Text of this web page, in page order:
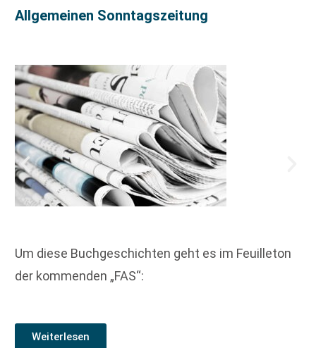
Allgemeinen Sonntagszeitung
Um diese Buchgeschichten geht es im Feuilleton
der kommenden „FAS“:
Weiterlesen